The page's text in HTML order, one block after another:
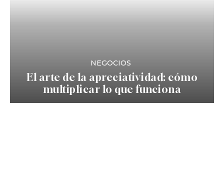
NEGOCIOS
El arte de la apreciatividad: cómo
multiplicar lo que funciona